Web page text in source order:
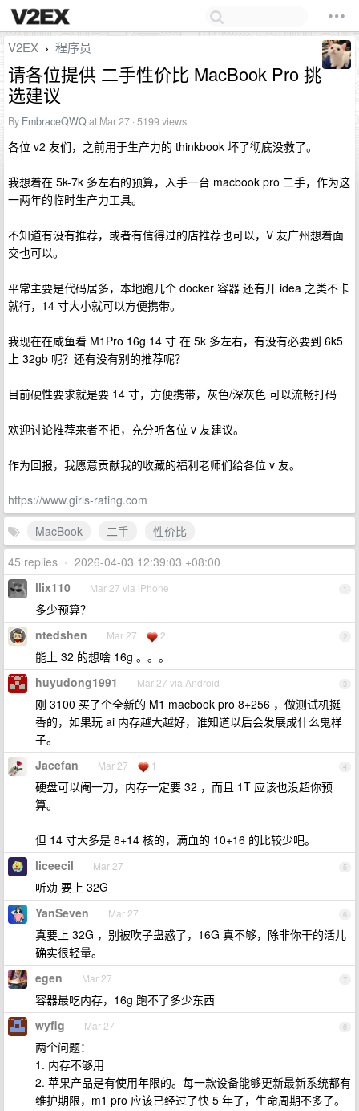
V2EX › 程序员
请各位提供 二手性价比 MacBook Pro 挑
选建议
By EmbraceQWQat Mar 27 · 5199 views
各位 v2 友们，之前用于生产力的 thinkbook 坏了彻底没救了。
我想着在 5k-7k 多左右的预算，入手一台 macbook pro 二手，作为这
一两年的临时生产力工具。
不知道有没有推荐，或者有信得过的店推荐也可以，V 友广州想着面
交也可以。
平常主要是代码居多，本地跑几个 docker 容器 还有开 idea 之类不卡
就行，14 寸大小就可以方便携带。
我现在在咸鱼看 M1Pro 16g 14 寸 在 5k 多左右，有没有必要到 6k5
上 32gb 呢？还有没有别的推荐呢？
目前硬性要求就是要 14 寸，方便携带，灰色/深灰色 可以流畅打码
欢迎讨论推荐来者不拒，充分听各位 v 友建议。
作为回报，我愿意贡献我的收藏的福利老师们给各位 v 友。
https://www.girls-rating.com
MacBook
二手
性价比
45 replies • 2026-04-03 12:39:03 +08:00
1
llix110 Mar 27 via iPhone
多少预算？
2
ntedshen Mar 27 2
能上 32 的想啥 16g 。。。
3
huyudong1991 Mar 27 via Android
刚 3100 买了个全新的 M1 macbook pro 8+256 ，做测试机挺
香的，如果玩 ai 内存越大越好，谁知道以后会发展成什么鬼样
子。
4
Jacefan Mar 27 1
硬盘可以阉一刀，内存一定要 32 ，而且 1T 应该也没超你预
算。
但 14 寸大多是 8+14 核的，满血的 10+16 的比较少吧。
5
liceecil Mar 27
听劝 要上 32G
6
YanSeven Mar 27
真要上 32G ，别被吹子蛊惑了，16G 真不够，除非你干的活儿
确实很轻量。
7
egen Mar 27
容器最吃内存，16g 跑不了多少东西
8
wyfig Mar 27
两个问题：
1. 内存不够用
2. 苹果产品是有使用年限的。每一款设备能够更新最新系统都有
维护期限，m1 pro 应该已经过了快 5 年了，生命周期不多了。